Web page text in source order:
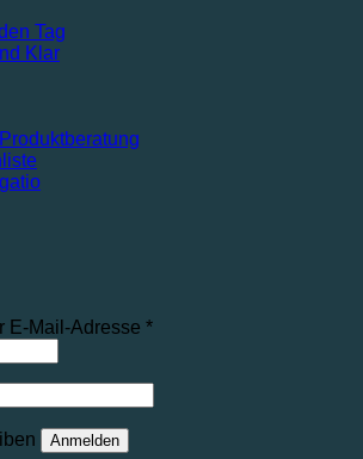
Tag
Klar
E-Mail-Adresse *Erforderlich
Anmelden